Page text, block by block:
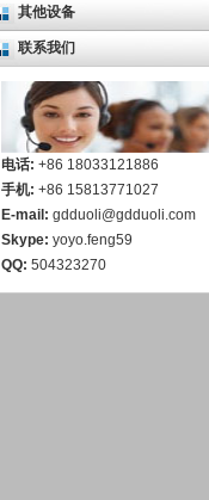
其他设备
联系我们
电话: +86 18033121886
手机: +86 15813771027
E-mail: gdduoli@gdduoli.com
Skype: yoyo.feng59
QQ: 504323270